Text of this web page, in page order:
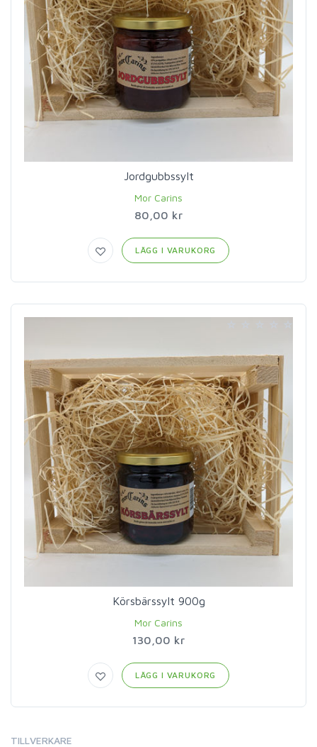
Jordgubbssylt
Mor Carins
80,00 kr
LÄGG I VARUKORG
Körsbärssylt 900g
Mor Carins
130,00 kr
LÄGG I VARUKORG
TILLVERKARE